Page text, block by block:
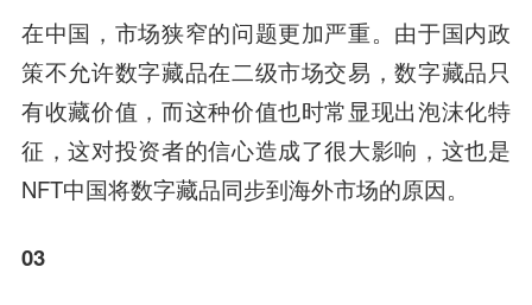
在中国，市场狭窄的问题更加严重。由于国内政
策不允许数字藏品在二级市场交易，数字藏品只
有收藏价值，而这种价值也时常显现出泡沫化特
征，这对投资者的信心造成了很大影响，这也是
NFT中国将数字藏品同步到海外市场的原因。
03